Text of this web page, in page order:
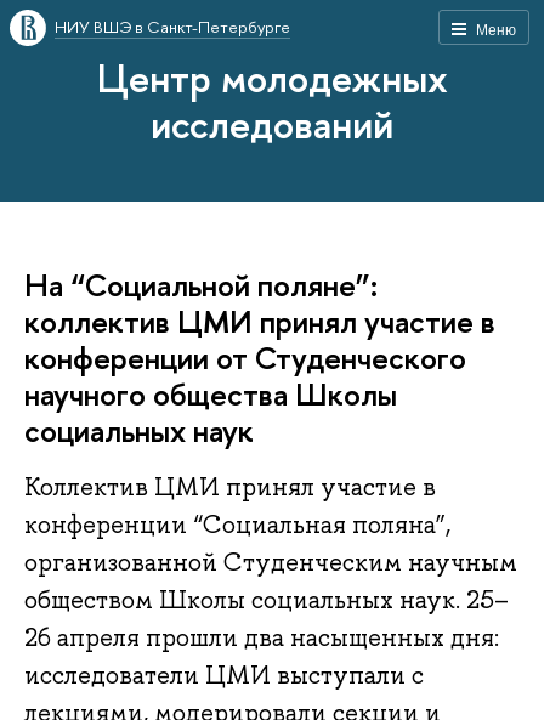
Меню
НИУ ВШЭ в Санкт-Петербурге
Центр молодежных
исследований
На “Социальной поляне”:
коллектив ЦМИ принял участие в
конференции от Студенческого
научного общества Школы
социальных наук
Коллектив ЦМИ принял участие в
конференции “Социальная поляна”,
организованной Студенческим научным
обществом Школы социальных наук. 25–
26 апреля прошли два насыщенных дня:
исследователи ЦМИ выступали с
лекциями, модерировали секции и